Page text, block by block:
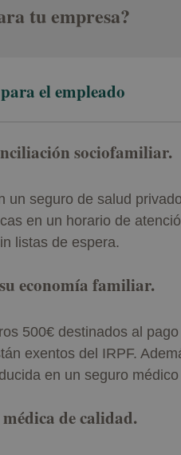
tu empresa?
el empleado
sociofamiliar.
un seguro de salud
en un horario de
listas de espera.
economía familiar.
500€ destinados al
exentos del IRPF.
en un seguro
de calidad.